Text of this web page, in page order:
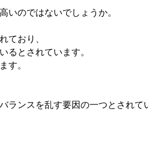
いのではないでしょうか。
ており、
るとされています。
す。
ランスを乱す要因の一つとされて